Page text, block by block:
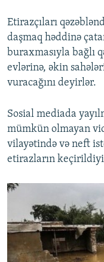
Etirazçıları
daşmaq həddinə
buraxmasıyla bağlı
evlərinə, əkin
vuracağını deyirlər.
Sosial mediada
mümkün olmayan
vilayətində və neft
etirazların